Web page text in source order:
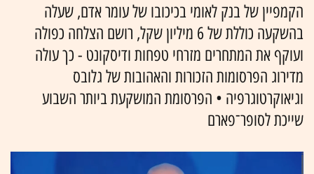
הקמפיין של בנק לאומי בכיכובו של עומר אדם, שעלה
בהשקעה כוללת של 6 מיליון שקל, רושם הצלחה כפולה
ועוקף את המתחרים מזרחי טפחות ודיסקונט - כך עולה
מדירוג הפרסומות הזכורות והאהובות של גלובס
וגיאוקרטוגרפיה • הפרסומת המושקעת ביותר השבוע
שייכת לסופר־פארם